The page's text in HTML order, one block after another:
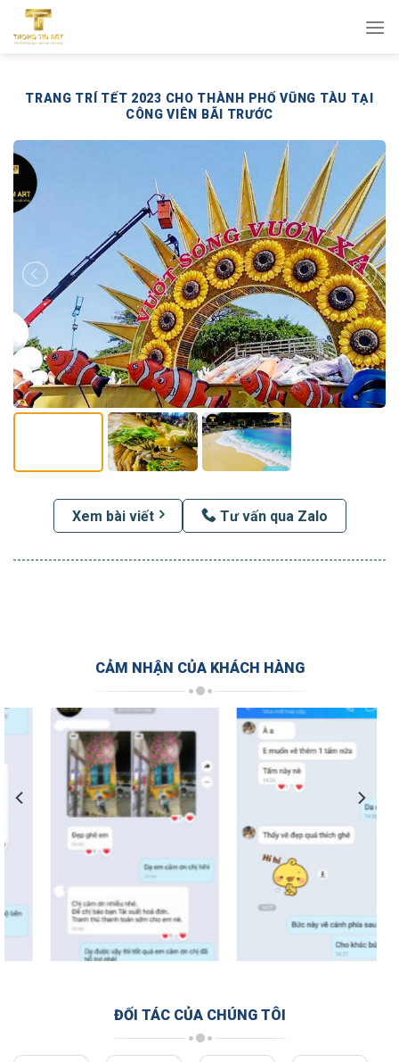
qua
TRANG TRÍ TẾT 2023 CHO THÀNH PHỐ VŨNG TÀU TẠI
CÔNG VIÊN BÃI TRƯỚC
Xem bài viết Tư vấn qua Zalo
CẢM NHẬN CỦA KHÁCH HÀNG
ĐỐI TÁC CỦA CHÚNG TÔI